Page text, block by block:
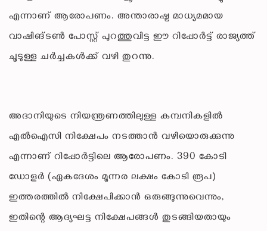
എന്നാണ് ആരോപണം. അന്താരാഷ്ട്ര മാധ്യമമായ
വാഷിങ്ടൺ പോസ്റ്റ് പുറത്തുവിട്ട ഈ റിപ്പോർട്ട് രാജ്യത്ത്
ചൂടുള്ള ചർച്ചകൾക്ക് വഴി തുറന്നു.
അദാനിയുടെ നിയന്ത്രണത്തിലുള്ള കമ്പനികളിൽ
എൽഐസി നിക്ഷേപം നടത്താൻ വഴിയൊരുക്കുന്നു
എന്നാണ് റിപ്പോർട്ടിലെ ആരോപണം. 390 കോടി
ഡോളർ (ഏകദേശം മൂന്നര ലക്ഷം കോടി രൂപ)
ഇത്തരത്തിൽ നിക്ഷേപിക്കാൻ ഒരുങ്ങുന്നുവെന്നും,
ഇതിന്റെ ആദ്യഘട്ട നിക്ഷേപങ്ങൾ തുടങ്ങിയതായും